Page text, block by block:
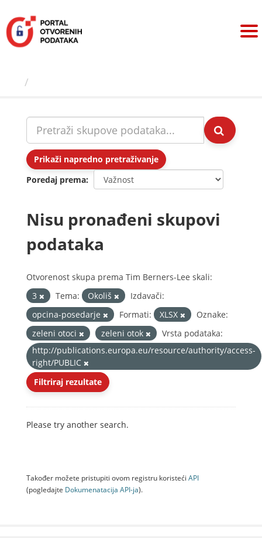
sadržaj
Prikaži napredno pretraživanje
Poredaj prema
Nisu pronađeni skupovi
podataka
Otvorenost skupa prema Tim Berners-Lee skali:
3
Tema: Okoliš
Izdavači:
opcina-posedarje
Formati: XLSX
Oznake:
zeleni otoci
zeleni otok
Vrsta podataka:
http://publications.europa.eu/resource/authority/access-
right/PUBLIC
Filtriraj rezultate
Please try another search.
Također možete pristupiti ovom registru koristeći API
(pogledajte Dokumenаtаcijа API-jа).